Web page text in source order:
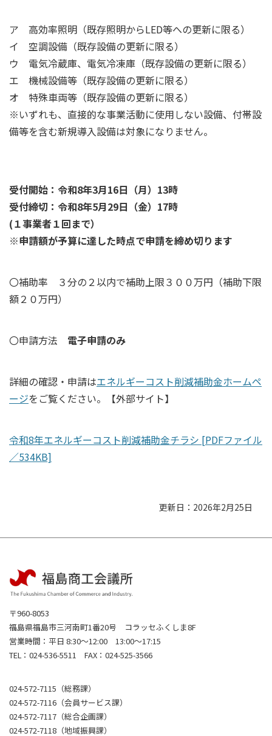
ア 高効率照明（既存照明からLED等への更新に限る）
イ 空調設備（既存設備の更新に限る）
ウ 電気冷蔵庫、電気冷凍庫（既存設備の更新に限る）
エ 機械設備等（既存設備の更新に限る）
オ 特殊車両等（既存設備の更新に限る）
※いずれも、直接的な事業活動に使用しない設備、付帯設
備等を含む新規導入設備は対象になりません。
受付開始：令和8年3月16日（月）13時
受付締切：令和8年5月29日（金）17時
(１事業者１回まで）
※申請額が予算に達した時点で申請を締め切ります
〇補助率 ３分の２以内で補助上限３００万円（補助下限
額２０万円）
〇申請方法 電子申請のみ
詳細の確認・申請はエネルギーコスト削減補助金ホームペ
ージをご覧ください。【外部サイト】
令和8年エネルギーコスト削減補助金チラシ [PDFファイル
／534KB]
更新日：2026年2月25日
〒960-8053
福島県福島市三河南町1番20号 コラッセふくしま8F
営業時間：平日 8:30～12:00 13:00～17:15
TEL：024-536-5511 FAX：024-525-3566
024-572-7115（総務課）
024-572-7116（会員サービス課）
024-572-7117（総合企画課）
024-572-7118（地域振興課）